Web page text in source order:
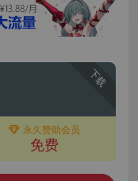
下载
永久赞助会员
免费